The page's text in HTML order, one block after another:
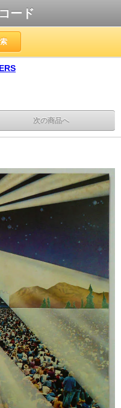
ード
次の商品へ